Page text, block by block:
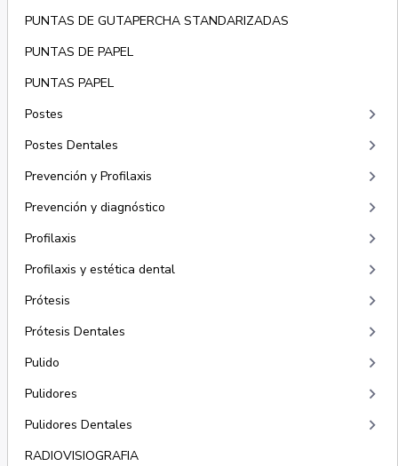
PUNTAS DE GUTAPERCHA STANDARIZADAS
PUNTAS DE PAPEL
PUNTAS PAPEL
Postes
keyboard_arrow_right
Postes Dentales keyboard_arrow_right
Prevención y Profilaxis keyboard_arrow_right
Prevención y diagnóstico keyboard_arrow_right
Profilaxis keyboard_arrow_right
Profilaxis y estética dental keyboard_arrow_right
Prótesis keyboard_arrow_right
Prótesis Dentales keyboard_arrow_right
Pulido keyboard_arrow_right
Pulidores keyboard_arrow_right
Pulidores Dentales keyboard_arrow_right
RADIOVISIOGRAFIA